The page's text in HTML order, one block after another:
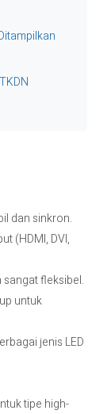
dan sinkron.
(HDMI, DVI,
fleksibel.
untuk
jenis LED
tipe high-